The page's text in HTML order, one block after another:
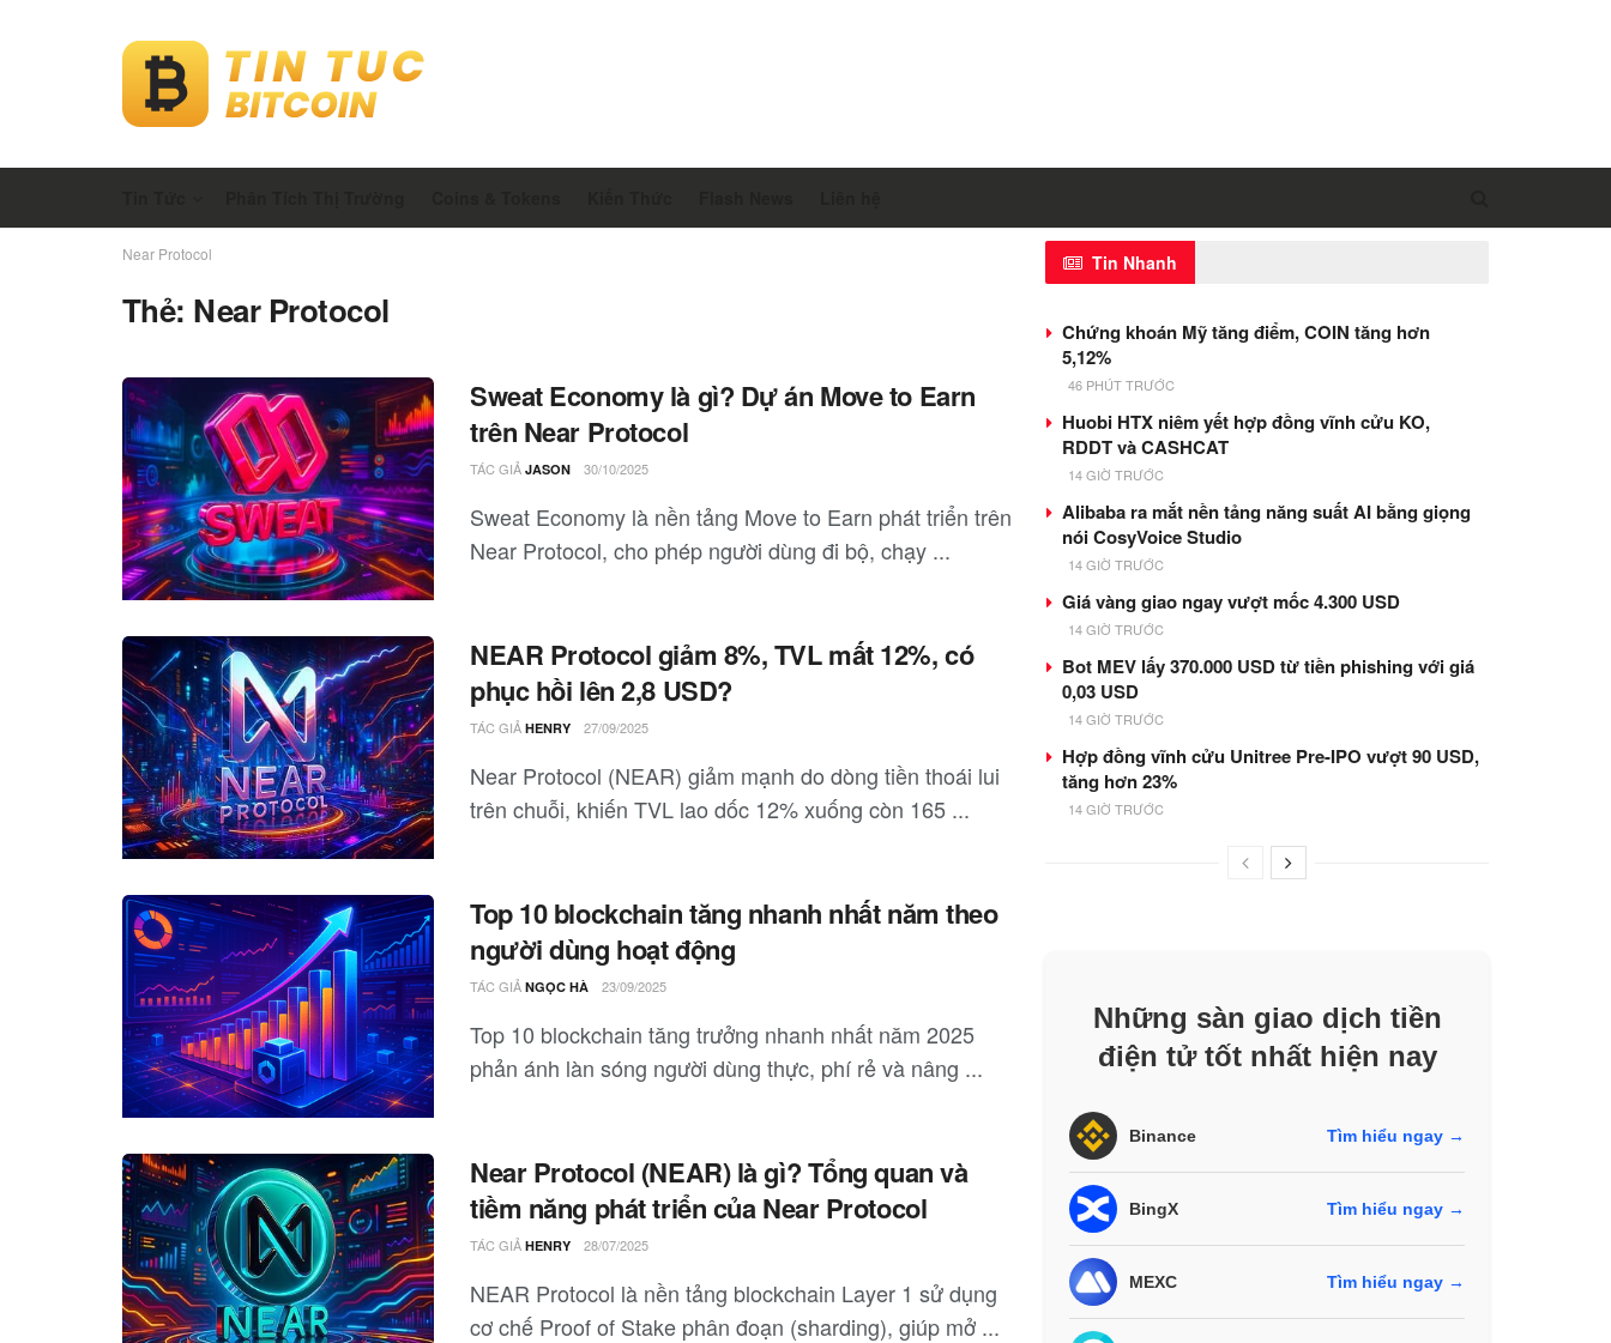
Near Protocol
Thẻ: Near Protocol
Sweat Economy là gì? Dự án Move to Earn
trên Near Protocol
TÁC GIẢ JASON 30/10/2025
Sweat Economy là nền tảng Move to Earn phát triển trên
Near Protocol, cho phép người dùng đi bộ, chạy ...
NEAR Protocol giảm 8%, TVL mất 12%, có
phục hồi lên 2,8 USD?
TÁC GIẢ HENRY 27/09/2025
Near Protocol (NEAR) giảm mạnh do dòng tiền thoái lui
trên chuỗi, khiến TVL lao dốc 12% xuống còn 165 ...
Top 10 blockchain tăng nhanh nhất năm theo
người dùng hoạt động
TÁC GIẢ NGỌC HÀ 23/09/2025
Top 10 blockchain tăng trưởng nhanh nhất năm 2025
phản ánh làn sóng người dùng thực, phí rẻ và nâng ...
Near Protocol (NEAR) là gì? Tổng quan và
tiềm năng phát triển của Near Protocol
TÁC GIẢ HENRY 28/07/2025
NEAR Protocol là nền tảng blockchain Layer 1 sử dụng
cơ chế Proof of Stake phân đoạn (sharding), giúp mở ...
Tin Nhanh
Chứng khoán Mỹ tăng điểm, COIN tăng hơn
5,12%
46 PHÚT TRƯỚC
Huobi HTX niêm yết hợp đồng vĩnh cửu KO,
RDDT và CASHCAT
14 GIỜ TRƯỚC
Alibaba ra mắt nền tảng năng suất AI bằng giọng
nói CosyVoice Studio
14 GIỜ TRƯỚC
Giá vàng giao ngay vượt mốc 4.300 USD
14 GIỜ TRƯỚC
Bot MEV lấy 370.000 USD từ tiền phishing với giá
0,03 USD
14 GIỜ TRƯỚC
Hợp đồng vĩnh cửu Unitree Pre-IPO vượt 90 USD,
tăng hơn 23%
14 GIỜ TRƯỚC
Những sàn giao dịch tiền
điện tử tốt nhất hiện nay
Binance Tìm hiểu ngay →
BingX Tìm hiểu ngay →
MEXC Tìm hiểu ngay →